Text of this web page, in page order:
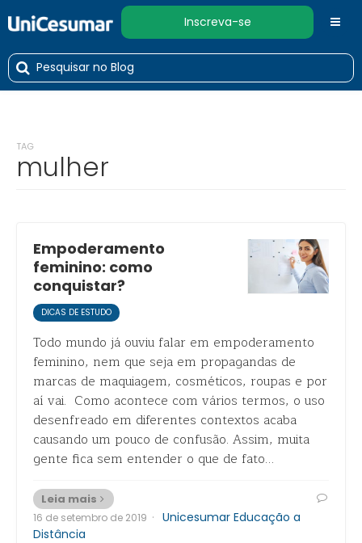
Inscreva-se
TAG
mulher
Empoderamento
feminino: como
conquistar?
DICAS DE ESTUDO
Todo mundo já ouviu falar em empoderamento
feminino, nem que seja em propagandas de
marcas de maquiagem, cosméticos, roupas e por
aí vai. Como acontece com vários termos, o uso
desenfreado em diferentes contextos acaba
causando um pouco de confusão. Assim, muita
gente fica sem entender o que de fato…
Leia mais
16 de setembro de 2019 · Unicesumar Educação a
Distância